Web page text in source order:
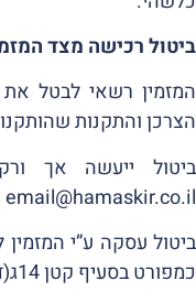
ביטול רכישה מצד
המזמין רשאי לבטל
הצרכן והתקנות
ביטול ייעשה אך
email@hamaskir.co.il
ביטול עסקה ע”י
כמפורט בסעיף קטן 14ג(ד) לחוק הגנת הצרכן.